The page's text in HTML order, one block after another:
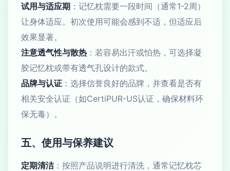
试用与适应期 ：记忆枕需要一段时间（通常1-2周）
让身体适应。初次使用可能会感到不适，但适应后
效果显著。
注意透气性与散热 ：若容易出汗或怕热，可选择凝
胶记忆枕或带有透气孔设计的款式。
品牌与认证 ：选择信誉良好的品牌，并查看是否有
相关安全认证（如CertiPUR-US认证，确保材料环
保无毒）。
五、使用与保养建议
定期清洁：按照产品说明进行清洗，通常记忆枕芯